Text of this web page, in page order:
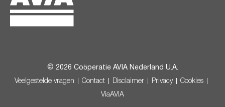
© 2026 Coöperatie AVIA Nederland U.A.
Veelgestelde vragen Contact Disclaimer Privacy Cookies
ViaAVIA